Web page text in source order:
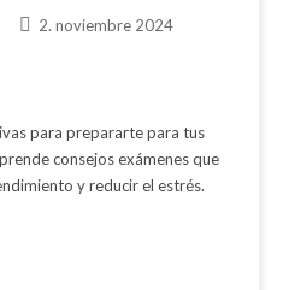
2. noviembre 2024
para prepararte para tus
consejos exámenes que
y reducir el estrés.